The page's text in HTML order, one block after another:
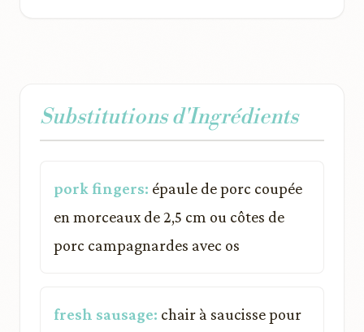
Substitutions d'Ingrédients
pork fingers: épaule de porc coupée
en morceaux de 2,5 cm ou côtes de
porc campagnardes avec os
fresh sausage: chair à saucisse pour